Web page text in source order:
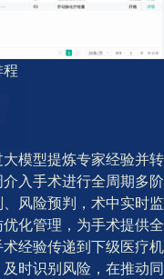
模型提炼专家经验并转
入手术进行全周期多阶
风险预判，术中实时监
化管理，为手术提供全
经验传递到下级医疗机
时识别风险，在推动同